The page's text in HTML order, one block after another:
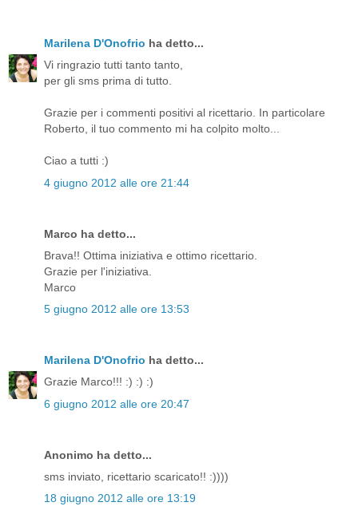
Marilena D'Onofrio ha detto...
Vi ringrazio tutti tanto tanto,
per gli sms prima di tutto.
Grazie per i commenti positivi al ricettario. In particolare
Roberto, il tuo commento mi ha colpito molto...
Ciao a tutti :)
4 giugno 2012 alle ore 21:44
Marco ha detto...
Brava!! Ottima iniziativa e ottimo ricettario.
Grazie per l'iniziativa.
Marco
5 giugno 2012 alle ore 13:53
Marilena D'Onofrio ha detto...
Grazie Marco!!! :) :) :)
6 giugno 2012 alle ore 20:47
Anonimo ha detto...
sms inviato, ricettario scaricato!! :))))
18 giugno 2012 alle ore 13:19